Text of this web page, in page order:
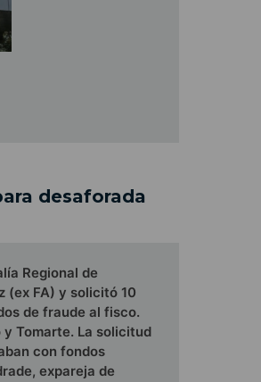
desaforada
Regional de
(ex FA) y solicitó 10
de fraude al fisco.
Tomarte. La solicitud
con fondos
expareja de